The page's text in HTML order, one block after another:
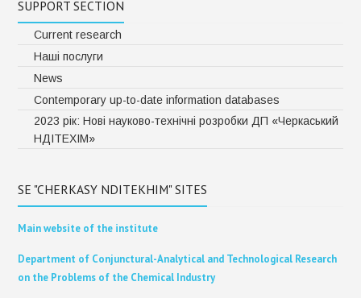
SUPPORT SECTION
Current research
Наші послуги
News
Contemporary up-to-date information databases
2023 рік: Нові науково-технічні розробки ДП «Черкаський
НДІТЕХІМ»
SE "CHERKASY NDITEKHIM" SITES
Main website of the institute
Department of Conjunctural-Analytical and Technological Research
on the Problems of the Chemical Industry